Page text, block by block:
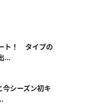
ト！ タイプの
...
今シーズン初キ